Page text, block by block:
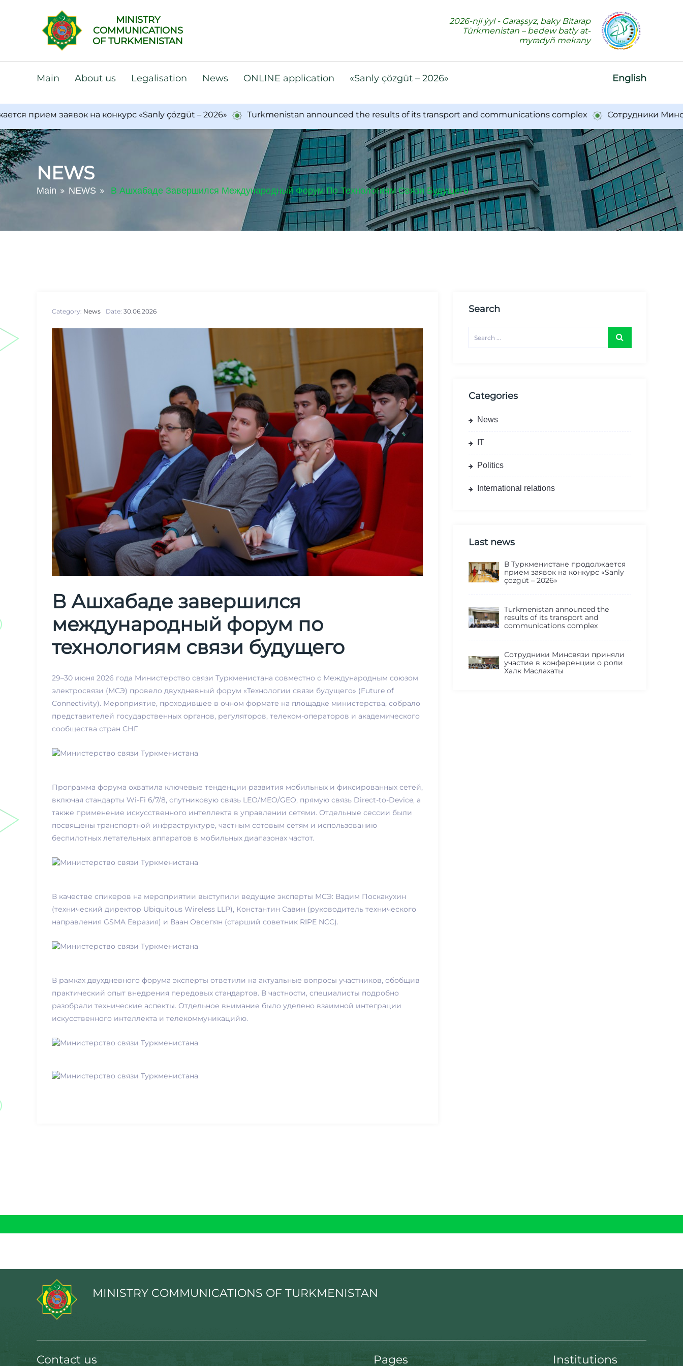
MINISTRY
COMMUNICATIONS
OF TURKMENISTAN
2026-nji ýyl - Garaşsyz, baky Bitarap
Türkmenistan – bedew batly at-
myradyň mekany
Main About us Legalisation News ONLINE application «Sanly çözgüt – 2026» English
заявок на конкурс «Sanly çözgüt – 2026» Turkmenistan announced the results of its transport and communications complex Сотрудники Минсвязи
NEWS
Main NEWS В Ашхабаде Завершился Международный Форум По Технологиям Связи Будущего
Category: News Date: 30.06.2026
В Ашхабаде завершился
международный форум по
технологиям связи будущего
29–30 июня 2026 года Министерство связи Туркменистана совместно с Международным союзом
электросвязи (МСЭ) провело двухдневный форум «Технологии связи будущего» (Future of
Connectivity). Мероприятие, проходившее в очном формате на площадке министерства, собрало
представителей государственных органов, регуляторов, телеком-операторов и академического
сообщества стран СНГ.
Программа форума охватила ключевые тенденции развития мобильных и фиксированных сетей,
включая стандарты Wi-Fi 6/7/8, спутниковую связь LEO/MEO/GEO, прямую связь Direct-to-Device, а
также применение искусственного интеллекта в управлении сетями. Отдельные сессии были
посвящены транспортной инфраструктуре, частным сотовым сетям и использованию
беспилотных летательных аппаратов в мобильных диапазонах частот.
В качестве спикеров на мероприятии выступили ведущие эксперты МСЭ: Вадим Поскакухин
(технический директор Ubiquitous Wireless LLP), Константин Савин (руководитель технического
направления GSMA Евразия) и Ваан Овсепян (старший советник RIPE NCC).
В рамках двухдневного форума эксперты ответили на актуальные вопросы участников, обобщив
практический опыт внедрения передовых стандартов. В частности, специалисты подробно
разобрали технические аспекты. Отдельное внимание было уделено взаимной интеграции
искусственного интеллекта и телекоммуникацийю.
Search
Categories
News
IT
Politics
International relations
Last news
В Туркменистане продолжается
прием заявок на конкурс «Sanly
çözgüt – 2026»
Turkmenistan announced the
results of its transport and
communications complex
Сотрудники Минсвязи приняли
участие в конференции о роли
Халк Маслахаты
MINISTRY COMMUNICATIONS OF TURKMENISTAN
Contact us Pages Institutions